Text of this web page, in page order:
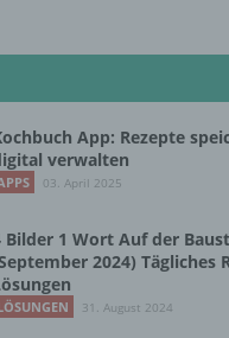
App: Rezepte
verwalten
03. April 2025
Bilder 1 Wort Auf der
2024) Tägliches
31. August 2024
den Abgleich oder die
die Einschränkung, das
der Verarbeitung
der Verarbeitung ist
gespeicherter
Daten mit dem